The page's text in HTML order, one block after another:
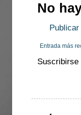
No
Entrada más
Suscribirse